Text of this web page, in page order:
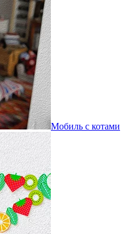
Мобиль с котами